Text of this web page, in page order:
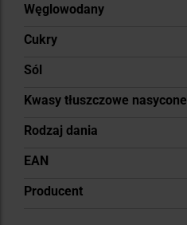
Węglowodany
Cukry
Sól
Kwasy tłuszczowe nasycone
Rodzaj dania
EAN
Producent